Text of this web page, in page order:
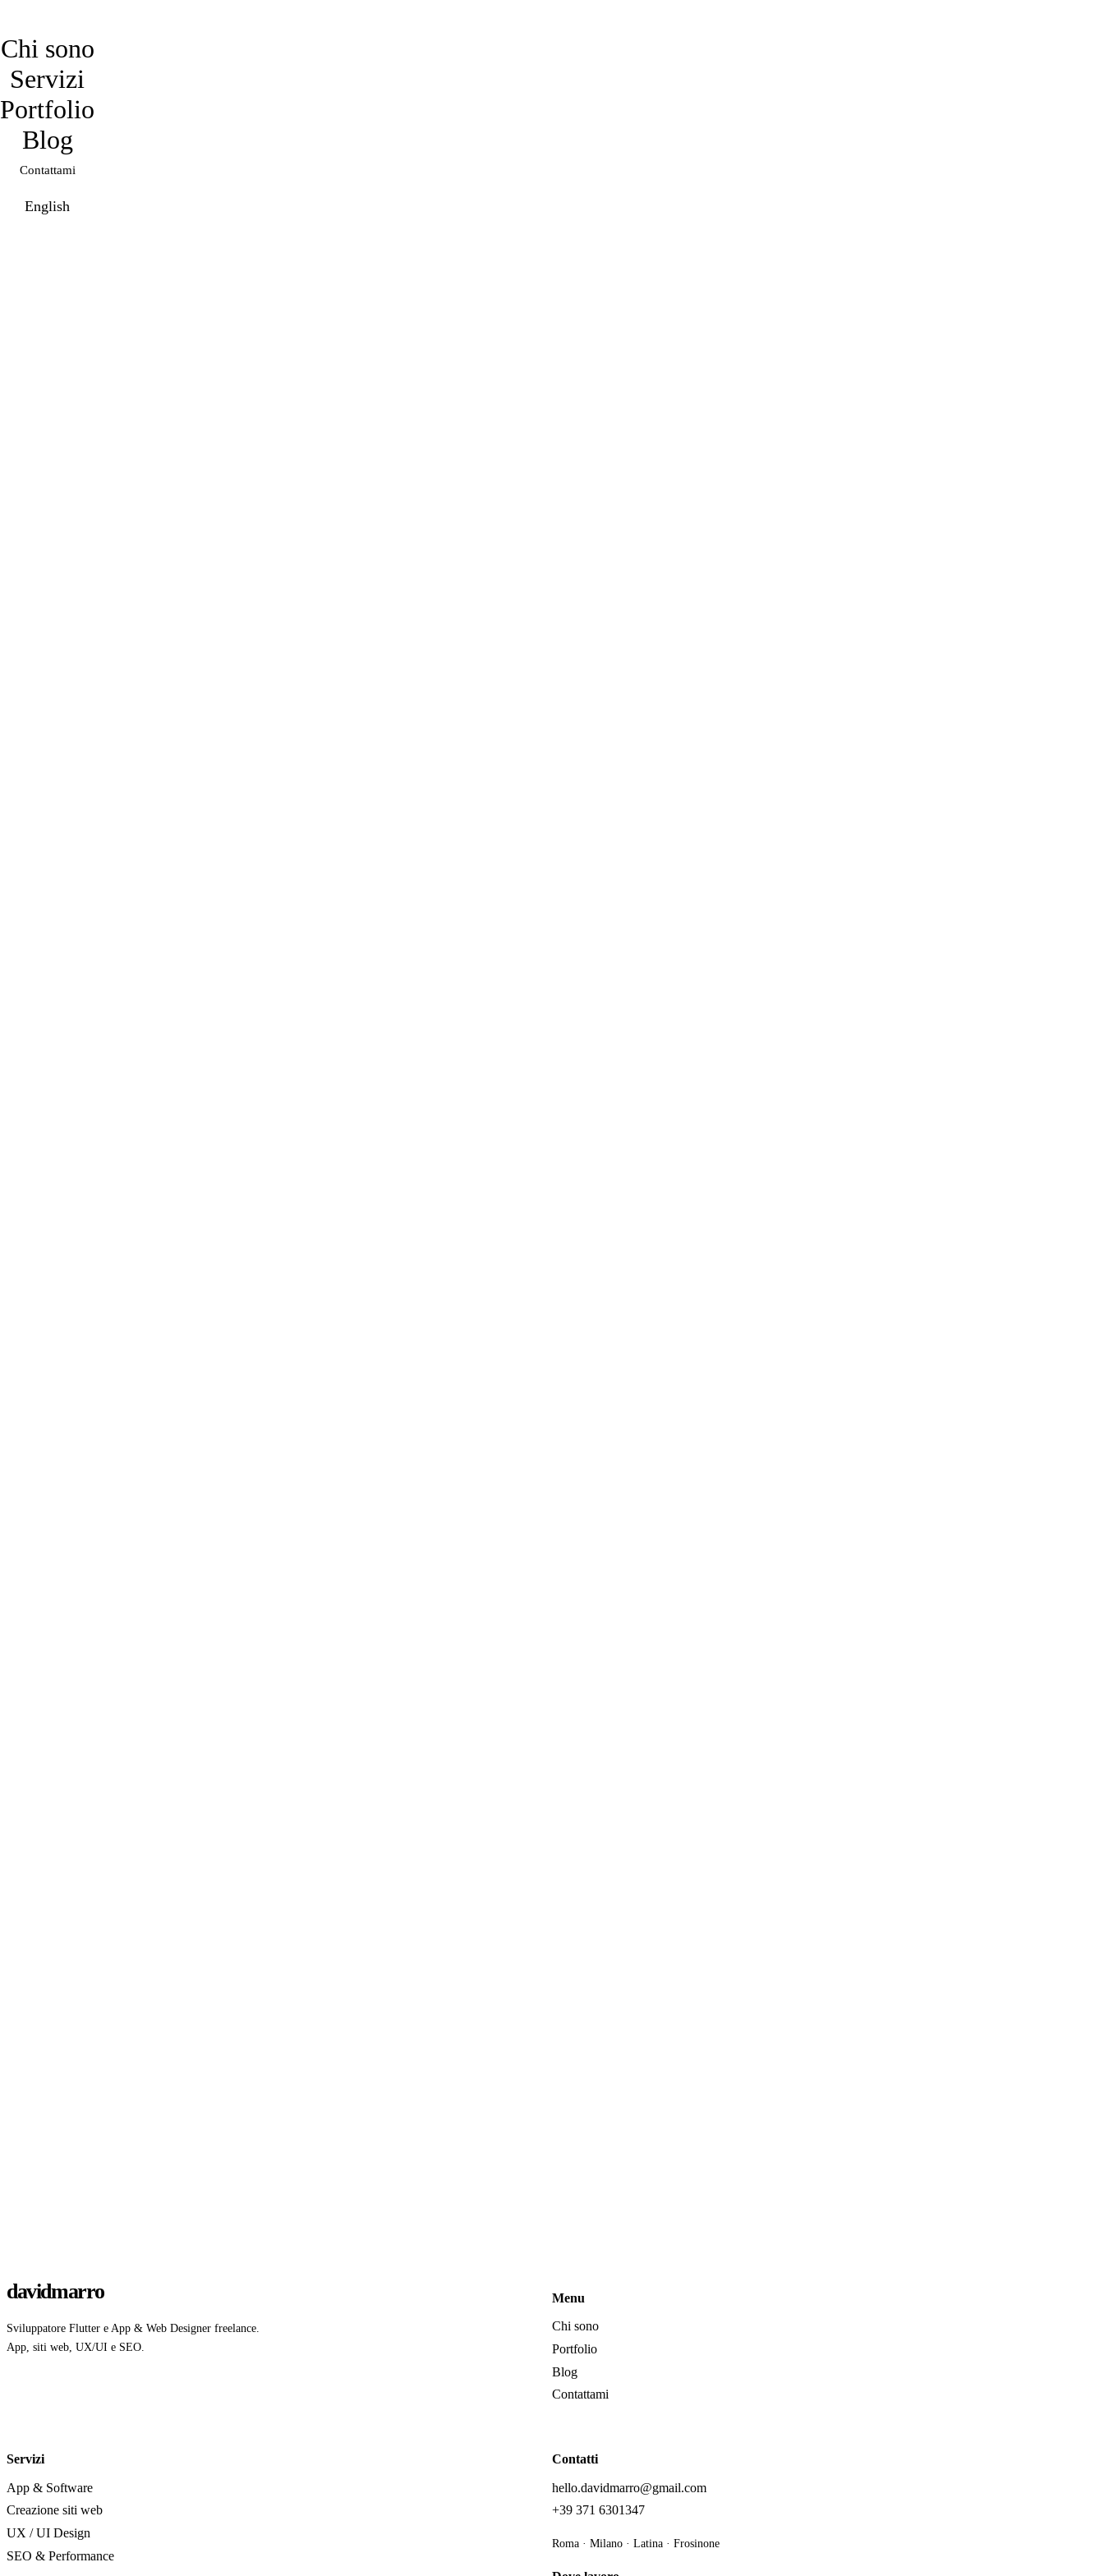
Chi sono
Servizi
Portfolio
Blog
Contattami
English
davidmarro
Sviluppatore Flutter e App & Web Designer freelance.
App, siti web, UX/UI e SEO.
Menu
Chi sono
Portfolio
Blog
Contattami
Servizi
App & Software
Creazione siti web
UX / UI Design
SEO & Performance
Contatti
hello.davidmarro@gmail.com
+39 371 6301347
Roma · Milano · Latina · Frosinone